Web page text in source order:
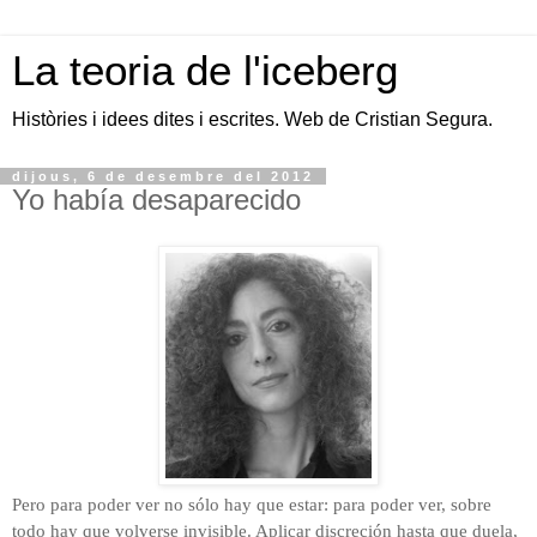
La teoria de l'iceberg
Històries i idees dites i escrites. Web de Cristian Segura.
dijous, 6 de desembre del 2012
Yo había desaparecido
Pero para poder ver no sólo hay que estar: para poder ver, sobre
todo hay que volverse invisible. Aplicar discreción hasta que duela,